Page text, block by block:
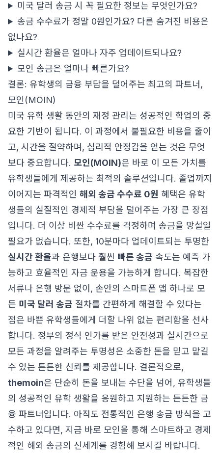
미국 달러 송금 시 꼭 필요한 정보는 무엇인가요?
송금 수수료가 정말 0원인가요? 다른 숨겨진 비용은
없나요?
실시간 환율은 얼마나 자주 업데이트되나요?
모인 송금은 얼마나 빠른가요?
결론: 유학생의 금융 부담을 덜어주는 최고의 파트너,
모인(MOIN)
미국 유학 생활 동안의 재정 관리는 성공적인 학업의 중
요한 기반이 됩니다. 이 과정에서 불필요한 비용을 줄이
고, 시간을 절약하며, 심리적 안정감을 얻는 것은 무엇
보다 중요합니다. 모인(MOIN)은 바로 이 모든 가치를
유학생들에게 제공하는 최적의 솔루션입니다. 졸업까지
이어지는 파격적인 해외 송금 수수료 0원 혜택은 유학
생들의 실질적인 경제적 부담을 덜어주는 가장 큰 장점
입니다. 더 이상 비싼 수수료를 걱정하며 송금을 망설일
필요가 없습니다. 또한, 10분마다 업데이트되는 투명한
실시간 환율과 은행보다 훨씬 빠른 송금 속도는 예측 가
능하고 효율적인 자금 운용을 가능하게 합니다. 복잡한
서류나 은행 방문 없이, 손안의 스마트폰 앱 하나로 모
든 미국 달러 송금 절차를 간편하게 해결할 수 있다는
점은 바쁜 유학생들에게 더할 나위 없는 편리함을 선사
합니다. 정부의 정식 인가를 받은 안전성과 실시간으로
모든 과정을 알려주는 투명성은 소중한 돈을 믿고 맡길
수 있는 튼튼한 신뢰를 제공합니다. 결론적으로,
themoin은 단순히 돈을 보내는 수단을 넘어, 유학생들
의 성공적인 유학 생활을 응원하고 지원하는 든든한 금
융 파트너입니다. 아직도 전통적인 은행 송금 방식을 고
수하고 있다면, 지금 바로 모인을 통해 스마트하고 경제
적인 해외 송금의 신세계를 경험해 보시길 바랍니다.